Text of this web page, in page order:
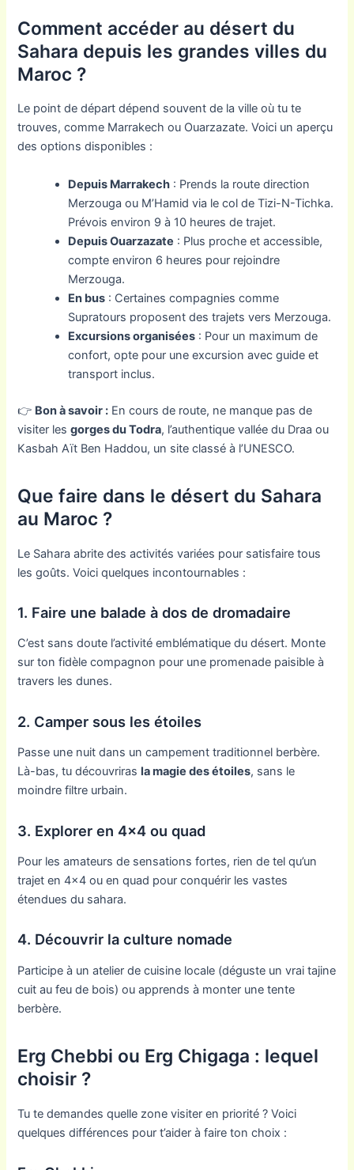
Comment accéder au désert du
Sahara depuis les grandes villes du
Maroc ?
Le point de départ dépend souvent de la ville où tu te
trouves, comme Marrakech ou Ouarzazate. Voici un aperçu
des options disponibles :
Depuis Marrakech : Prends la route direction
Merzouga ou M’Hamid via le col de Tizi-N-Tichka.
Prévois environ 9 à 10 heures de trajet.
Depuis Ouarzazate : Plus proche et accessible,
compte environ 6 heures pour rejoindre
Merzouga.
En bus : Certaines compagnies comme
Supratours proposent des trajets vers Merzouga.
Excursions organisées : Pour un maximum de
confort, opte pour une excursion avec guide et
transport inclus.
👉 Bon à savoir : En cours de route, ne manque pas de
visiter lesgorges du Todra, l’authentique vallée du Draa ou
Kasbah Aït Ben Haddou, un site classé à l’UNESCO.
Que faire dans le désert du Sahara
au Maroc ?
Le Sahara abrite des activités variées pour satisfaire tous
les goûts. Voici quelques incontournables :
1. Faire une balade à dos de dromadaire
C’est sans doute l’activité emblématique du désert. Monte
sur ton fidèle compagnon pour une promenade paisible à
travers les dunes.
2. Camper sous les étoiles
Passe une nuit dans un campement traditionnel berbère.
Là-bas, tu découvrirasla magie des étoiles, sans le
moindre filtre urbain.
3. Explorer en 4×4 ou quad
Pour les amateurs de sensations fortes, rien de tel qu’un
trajet en 4×4 ou en quad pour conquérir les vastes
étendues du sahara.
4. Découvrir la culture nomade
Participe à un atelier de cuisine locale (déguste un vrai tajine
cuit au feu de bois) ou apprends à monter une tente
berbère.
Erg Chebbi ou Erg Chigaga : lequel
choisir ?
Tu te demandes quelle zone visiter en priorité ? Voici
quelques différences pour t’aider à faire ton choix :